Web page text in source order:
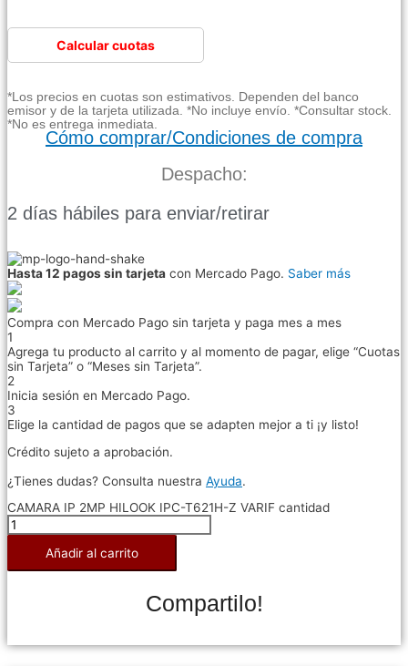
Calcular cuotas
*Los precios en cuotas son estimativos. Dependen del banco
emisor y de la tarjeta utilizada. *No incluye envío. *Consultar stock.
*No es entrega inmediata.
Cómo comprar/Condiciones de compra
Despacho:
2 días hábiles para enviar/retirar
Hasta 12 pagos sin tarjeta con Mercado Pago. Saber más
Compra con Mercado Pago sin tarjeta y paga mes a mes
1
Agrega tu producto al carrito y al momento de pagar, elige “Cuotas
sin Tarjeta” o “Meses sin Tarjeta”.
2
Inicia sesión en Mercado Pago.
3
Elige la cantidad de pagos que se adapten mejor a ti ¡y listo!
Crédito sujeto a aprobación.
¿Tienes dudas? Consulta nuestra Ayuda.
CAMARA IP 2MP HILOOK IPC-T621H-Z VARIF cantidad
Añadir al carrito
Compartilo!